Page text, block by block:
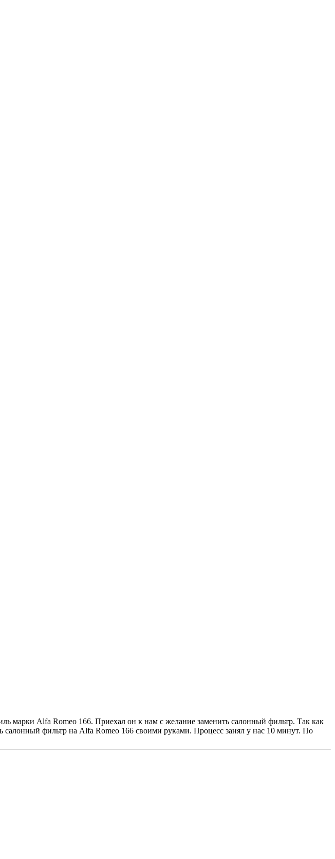
марки Alfa Romeo 166. Приехал он к нам с желание заменить салонный фильтр. Так как
фильтр на Alfa Romeo 166 своими руками. Процесс занял у нас 10 минут. По